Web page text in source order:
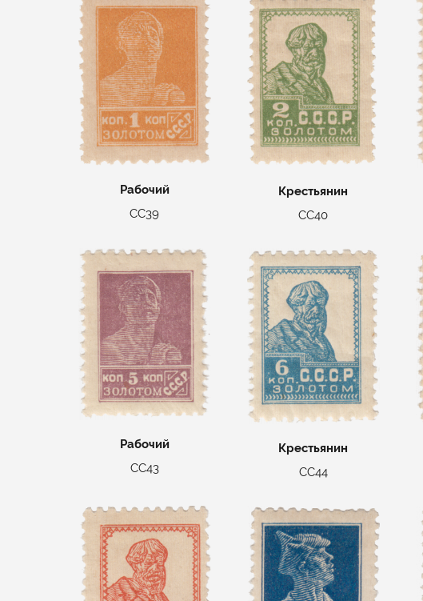
Рабочий
СС39
Крестьянин
СС40
Рабочий
СС43
Крестьянин
СС44